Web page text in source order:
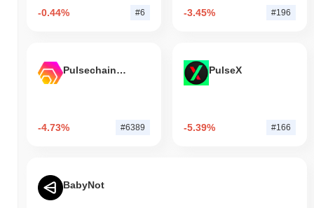
-0.44% #6 -3.45% #196
Pulsechain Bridged HEX (Pulsechain)
-4.73% #6389
PulseX
-5.39% #166
BabyNot